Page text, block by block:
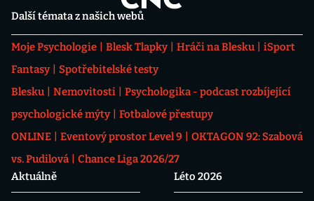
Další témata z našich webů
Moje Psychologie Blesk Tlapky Hráči na Blesku
iSport
Fantasy
Spotřebitelské testy
Blesku
Nemovitosti
Psychologika - podcast rozbíjející
psychologické mýty
Fotbalové přestupy
ONLINE
Eventový prostor Level 9
OKTAGON 92: Szabová
vs. Pudilová
Chance Liga 2026/27
Aktuálně
Léto 2026